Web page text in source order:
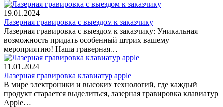
19.01.2024
Лазерная гравировка с выездом к заказчику
Лазерная гравировка с выездом к заказчику: Уникальная
возможность придать особенный штрих вашему
мероприятию! Наша граверная…
11.01.2024
Лазерная гравировка клавиатур apple
В мире электроники и высоких технологий, где каждый
продукт старается выделиться, лазерная гравировка клавиатур
Apple…